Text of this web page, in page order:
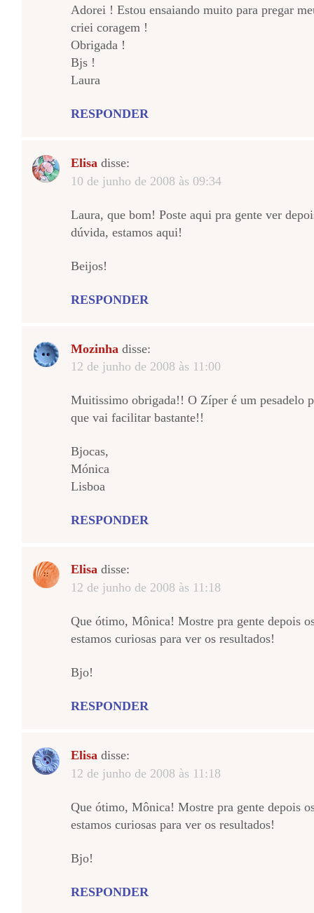
Adorei ! Estou ensaiando muito para pregar
criei coragem !
Obrigada !
Bjs !
Laura
RESPONDER
Elisa disse:
10 de junho de 2008 às 09:34
Laura, que bom! Poste aqui pra gente ver
dúvida, estamos aqui!
Beijos!
RESPONDER
Mozinha disse:
12 de junho de 2008 às 11:00
Muitissimo obrigada!! O Zíper é um pesadelo
que vai facilitar bastante!!
Bjocas,
Mónica
Lisboa
RESPONDER
Elisa disse:
12 de junho de 2008 às 11:18
Que ótimo, Mônica! Mostre pra gente depois
estamos curiosas para ver os resultados!
Bjo!
RESPONDER
Elisa disse:
12 de junho de 2008 às 11:18
Que ótimo, Mônica! Mostre pra gente depois
estamos curiosas para ver os resultados!
Bjo!
RESPONDER